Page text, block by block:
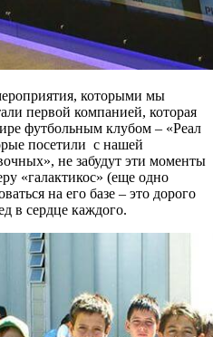
которыми мы
первой компанией, которая
футбольным клубом – «Реал
посетили с нашей
не забудут эти моменты
«галактикос» (еще одно
на его базе – это дорого
в сердце каждого.